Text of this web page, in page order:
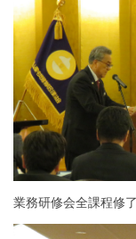
業務研修会全課程